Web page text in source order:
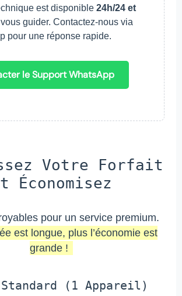
est disponible 24h/24 et
guider. Contactez-nous via
pour une réponse rapide.
le Support WhatsApp
Votre Forfait
Économisez
pour un service premium.
est longue, plus l’économie est
grande !
(1 Appareil)